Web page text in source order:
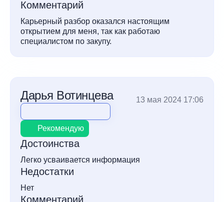
Комментарий
Карьерный разбор оказался настоящим
открытием для меня, так как работаю
специалистом по закупу.
Дарья Вотинцева 13 мая 2024 17:06
Рекомендую
Достоинства
Легко усваивается информация
Недостатки
Нет
Комментарий